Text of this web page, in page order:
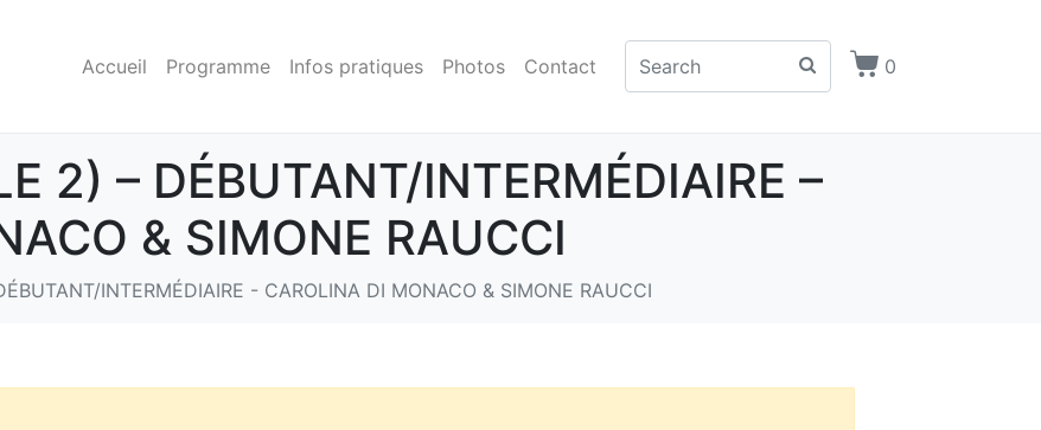
Accueil Programme Infos pratiques Photos Contact 0
2) – DÉBUTANT/INTERMÉDIAIRE –
& SIMONE RAUCCI
INTERMÉDIAIRE - CAROLINA DI MONACO & SIMONE RAUCCI